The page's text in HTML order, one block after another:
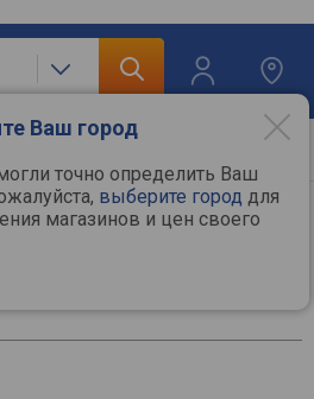
Ваш город
точно определить Ваш
выберите город для
магазинов и цен своего
/Проекционное